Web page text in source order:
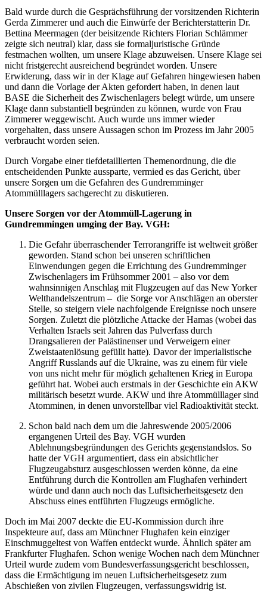
Bald wurde durch die Gesprächsführung der vorsitzenden Richterin
Gerda Zimmerer und auch die Einwürfe der Berichterstatterin Dr.
Bettina Meermagen (der beisitzende Richters Florian Schlämmer
zeigte sich neutral) klar, dass sie formaljuristische Gründe
festmachen wollten, um unsere Klage abzuweisen. Unsere Klage sei
nicht fristgerecht ausreichend begründet worden. Unsere
Erwiderung, dass wir in der Klage auf Gefahren hingewiesen haben
und dann die Vorlage der Akten gefordert haben, in denen laut
BASE die Sicherheit des Zwischenlagers belegt würde, um unsere
Klage dann substantiell begründen zu können, wurde von Frau
Zimmerer weggewischt. Auch wurde uns immer wieder
vorgehalten, dass unsere Aussagen schon im Prozess im Jahr 2005
verbraucht worden seien.
Durch Vorgabe einer tiefdetaillierten Themenordnung, die die
entscheidenden Punkte aussparte, vermied es das Gericht, über
unsere Sorgen um die Gefahren des Gundremminger
Atommülllagers sachgerecht zu diskutieren.
Unsere Sorgen vor der Atommüll-Lagerung in
Gundremmingen umging der Bay. VGH:
Die Gefahr überraschender Terrorangriffe ist weltweit größer
geworden. Stand schon bei unseren schriftlichen
Einwendungen gegen die Errichtung des Gundremminger
Zwischenlagers im Frühsommer 2001 – also vor dem
wahnsinnigen Anschlag mit Flugzeugen auf das New Yorker
Welthandelszentrum – die Sorge vor Anschlägen an oberster
Stelle, so steigern viele nachfolgende Ereignisse noch unsere
Sorgen. Zuletzt die plötzliche Attacke der Hamas (wobei das
Verhalten Israels seit Jahren das Pulverfass durch
Drangsalieren der Palästinenser und Verweigern einer
Zweistaatenlösung gefüllt hatte). Davor der imperialistische
Angriff Russlands auf die Ukraine, was zu einem für viele
von uns nicht mehr für möglich gehaltenen Krieg in Europa
geführt hat. Wobei auch erstmals in der Geschichte ein AKW
militärisch besetzt wurde. AKW und ihre Atommülllager sind
Atomminen, in denen unvorstellbar viel Radioaktivität steckt.
Schon bald nach dem um die Jahreswende 2005/2006
ergangenen Urteil des Bay. VGH wurden
Ablehnungsbegründungen des Gerichts gegenstandslos. So
hatte der VGH argumentiert, dass ein absichtlicher
Flugzeugabsturz ausgeschlossen werden könne, da eine
Entführung durch die Kontrollen am Flughafen verhindert
würde und dann auch noch das Luftsicherheitsgesetz den
Abschuss eines entführten Flugzeugs ermögliche.
Doch im Mai 2007 deckte die EU-Kommission durch ihre
Inspekteure auf, dass am Münchner Flughafen kein einziger
Einschmuggeltest von Waffen entdeckt wurde. Ähnlich später am
Frankfurter Flughafen. Schon wenige Wochen nach dem Münchner
Urteil wurde zudem vom Bundesverfassungsgericht beschlossen,
dass die Ermächtigung im neuen Luftsicherheitsgesetz zum
Abschießen von zivilen Flugzeugen, verfassungswidrig ist.